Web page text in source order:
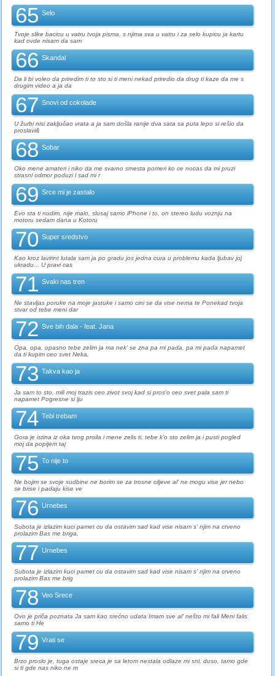
65 Selo
Tvoje slike bacicu u vatru tvoja pisma, s njima sva u vatru i za selo kupicu ja kartu
kad ovde nisam da sam
66 Skandal
Da li bi voleo da priredim ti to sto si ti meni nekad priredio da drug ti kaze da me s
drugim video a ja da
67 Snovi od cokolade
U žurbi nisi zaključao vrata a ja sam došla ranije dva sata sa puta lepo si rešio da
proslavi&
68 Sobar
Oko mene amateri i niko da me svarno smesta pomeri ko ce nocas da mi pruzi
strasni odmor poduzi i sad mi r
69 Srce mi je zastalo
Evo sta ti nudim, nije malo, slusaj samo iPhone i to, on stereo ludu voznju na
motoru sedam dana u Kotoru
70 Super sredstvo
Kao kroz lavirint lutala sam ja po gradu jos jedna cura u problemu kada ljubav joj
ukradu... U pravi cas
71 Svaki nas tren
Ne stavljas poruke na moje jastuke i samo cini se da vise nema te Ponekad tvoja
stvar od tebe meni dar
72 Sve bih dala - feat. Jana
Opa, opa, opasno tebe zelim ja ma nek' se zna pa mi pada, pa mi pada napamet
da ti kupim ceo svet Neka,
73 Takva kao ja
Ja sam to sto, mili moj trazis ceo zivot svoj kad si pros'o ceo svet pala sam ti
napamet Pogresne si lju
74 Tebi trebam
Gora je istina iz oka tvog proila i mene zelis ti, tebe k'o sto zelim ja i pusti pogled
moj da popijem taj
75 To nije to
Ne bojim se svoje sudbine ne borim se za trosne ciljeve al' ne mogu vise jer nebo
se brise i padaju kise ve
76 Urnebes
Subota je izlazim kuci pamet cu da ostavim sad kad vise nisam s' njim na crveno
prolazim Bas me briga,
77 Urnebes
Subota je izlazim kuci pamet cu da ostavim sad kad vise nisam s' njim na crveno
prolazim Bas me brig
78 Veo Srece
Ovo je priča poznata Ja sam kao srećno udata Imam sve al' nešto mi fali Meni falis
samo ti He
79 Vrati se
Brzo proslo je, tuga ostaje sreca je sa letom nestala odlaze mi sni, duso, tamo gde
si ti gde nas niko ne m